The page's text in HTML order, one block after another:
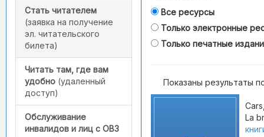
Стать читателем
(заявка на получение
эл. читательского
билета)
Читать там, где вам
удобно (удаленный
доступ)
Обслуживание
инвалидов и лиц с ОВЗ
Все ресурсы
Только электронные
Только печатные
Показаны результаты
La